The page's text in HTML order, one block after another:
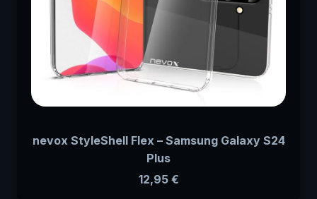
nevox StyleShell Flex – Samsung Galaxy S24
Plus
12,95 €